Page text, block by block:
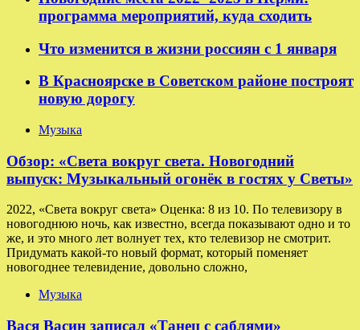
программа мероприятий, куда сходить
Что изменится в жизни россиян с 1 января
В Красноярске в Советском районе построят
новую дорогу
Музыка
Обзор: «Света вокруг света. Новогодний
выпуск: Музыкальный огонёк в гостях у Светы»
2022, «Света вокруг света» Оценка: 8 из 10. По телевизору в
новогоднюю ночь, как известно, всегда показывают одно и то
же, и это много лет волнует тех, кто телевизор не смотрит.
Придумать какой-то новый формат, который поменяет
новогоднее телевидение, довольно сложно,
Музыка
Вася Васин записал «Танец с саблями»